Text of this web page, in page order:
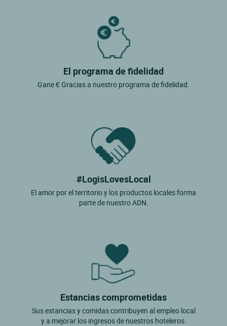
El programa de fidelidad
Gane € Gracias a nuestro programa de fidelidad.
#LogisLovesLocal
El amor por el territorio y los productos locales forma
parte de nuestro ADN.
Estancias comprometidas
Sus estancias y comidas contribuyen al empleo local
y a mejorar los ingresos de nuestros hoteleros.